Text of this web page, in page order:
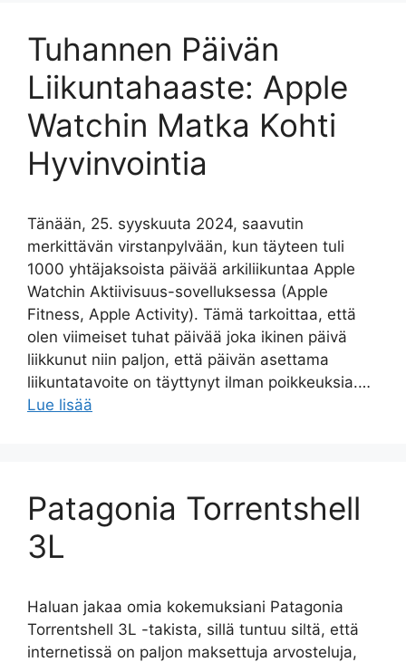
Tuhannen Päivän
Liikuntahaaste: Apple
Watchin Matka Kohti
Hyvinvointia
Tänään, 25. syyskuuta 2024, saavutin
merkittävän virstanpylvään, kun täyteen tuli
1000 yhtäjaksoista päivää arkiliikuntaa Apple
Watchin Aktiivisuus-sovelluksessa (Apple
Fitness, Apple Activity). Tämä tarkoittaa, että
olen viimeiset tuhat päivää joka ikinen päivä
liikkunut niin paljon, että päivän asettama
liikuntatavoite on täyttynyt ilman poikkeuksia.…
Lue lisää
Patagonia Torrentshell
3L
Haluan jakaa omia kokemuksiani Patagonia
Torrentshell 3L -takista, sillä tuntuu siltä, että
internetissä on paljon maksettuja arvosteluja,